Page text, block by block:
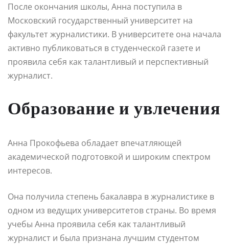
После окончания школы, Анна поступила в
Московский государственный университет на
факультет журналистики. В университете она начала
активно публиковаться в студенческой газете и
проявила себя как талантливый и перспективный
журналист.
Образование и увлечения
Анна Прокофьева обладает впечатляющей
академической подготовкой и широким спектром
интересов.
Она получила степень бакалавра в журналистике в
одном из ведущих университетов страны. Во время
учебы Анна проявила себя как талантливый
журналист и была признана лучшим студентом